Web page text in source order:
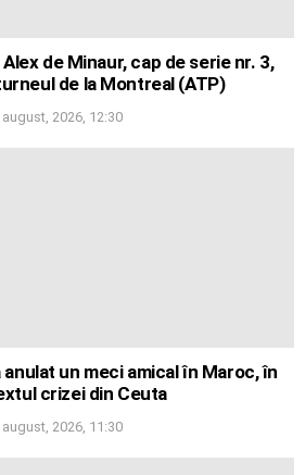
de Minaur, cap de serie nr. 3,
de la Montreal (ATP)
august, 2026, 12:30
un meci amical în Maroc, în
crizei din Ceuta
august, 2026, 11:30